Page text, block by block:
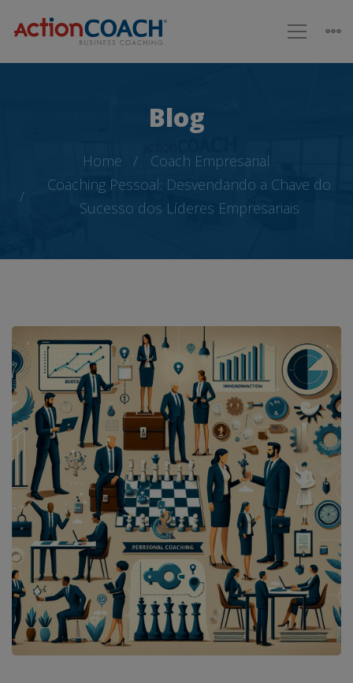
Blog
Home
Coach Empresarial
Coaching Pessoal: Desvendando a Chave do
Sucesso dos Líderes Empresariais